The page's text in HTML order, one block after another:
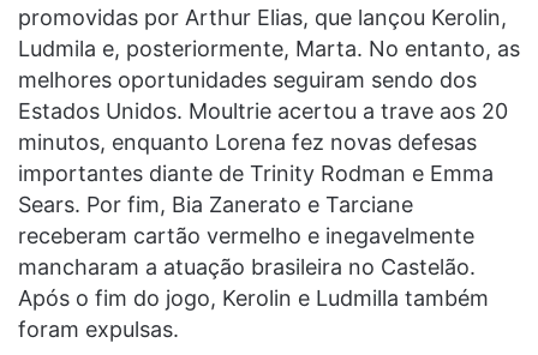
promovidas por Arthur Elias, que lançou Kerolin,
Ludmila e, posteriormente, Marta. No entanto, as
melhores oportunidades seguiram sendo dos
Estados Unidos. Moultrie acertou a trave aos 20
minutos, enquanto Lorena fez novas defesas
importantes diante de Trinity Rodman e Emma
Sears. Por fim, Bia Zanerato e Tarciane
receberam cartão vermelho e inegavelmente
mancharam a atuação brasileira no Castelão.
Após o fim do jogo, Kerolin e Ludmilla também
foram expulsas.